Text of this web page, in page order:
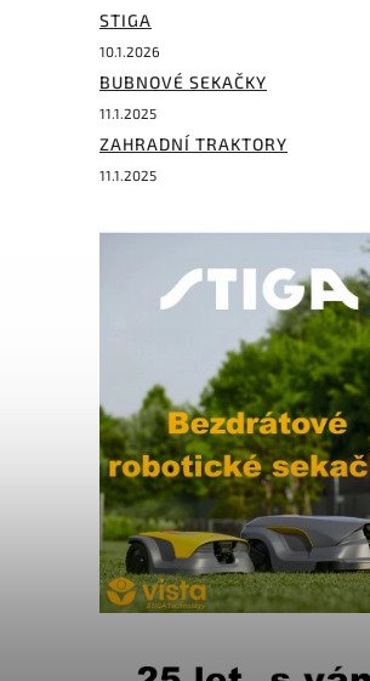
STIGA
10.1.2026
BUBNOVÉ SEKAČKY
11.1.2025
ZAHRADNÍ TRAKTORY
11.1.2025